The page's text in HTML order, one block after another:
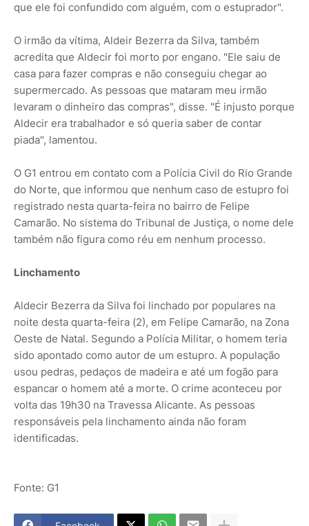
que ele foi confundido com alguém, com o estuprador".
O irmão da vítima, Aldeir Bezerra da Silva, também
acredita que Aldecir foi morto por engano. "Ele saiu de
casa para fazer compras e não conseguiu chegar ao
supermercado. As pessoas que mataram meu irmão
levaram o dinheiro das compras", disse. "É injusto porque
Aldecir era trabalhador e só queria saber de contar
piada", lamentou.
O G1 entrou em contato com a Polícia Civil do Rio Grande
do Norte, que informou que nenhum caso de estupro foi
registrado nesta quarta-feira no bairro de Felipe
Camarão. No sistema do Tribunal de Justiça, o nome dele
também não figura como réu em nenhum processo.
Linchamento
Aldecir Bezerra da Silva foi linchado por populares na
noite desta quarta-feira (2), em Felipe Camarão, na Zona
Oeste de Natal. Segundo a Polícia Militar, o homem teria
sido apontado como autor de um estupro. A população
usou pedras, pedaços de madeira e até um fogão para
espancar o homem até a morte. O crime aconteceu por
volta das 19h30 na Travessa Alicante. As pessoas
responsáveis pela linchamento ainda não foram
identificadas.
Fonte: G1